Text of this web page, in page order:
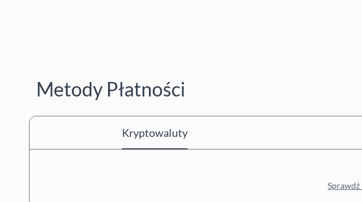
Metody Płatności
Kryptowaluty